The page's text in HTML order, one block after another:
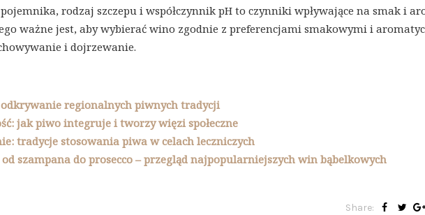
rodzaj szczepu i współczynnik pH to czynniki wpływające na smak i
ważne jest, aby wybierać wino zgodnie z preferencjami smakowymi i
i dojrzewanie.
odkrywanie regionalnych piwnych tradycji
jak piwo integruje i tworzy więzi społeczne
tradycje stosowania piwa w celach leczniczych
szampana do prosecco – przegląd najpopularniejszych win bąbelkowych
Share: